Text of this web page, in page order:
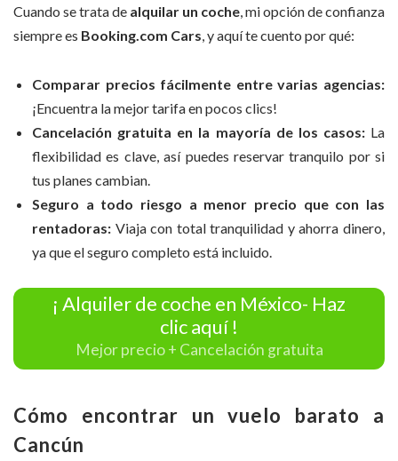
Cuando se trata de alquilar un coche, mi opción de confianza
siempre es Booking.com Cars, y aquí te cuento por qué:
Comparar precios fácilmente entre varias agencias:
¡Encuentra la mejor tarifa en pocos clics!
Cancelación gratuita en la mayoría de los casos:La
flexibilidad es clave, así puedes reservar tranquilo por si
tus planes cambian.
Seguro a todo riesgo a menor precio que con las
rentadoras: Viaja con total tranquilidad y ahorra dinero,
ya que el seguro completo está incluido.
¡ Alquiler de coche en México- Haz
clic aquí !
Mejor precio + Cancelación gratuita
Cómo encontrar un vuelo barato a
Cancún